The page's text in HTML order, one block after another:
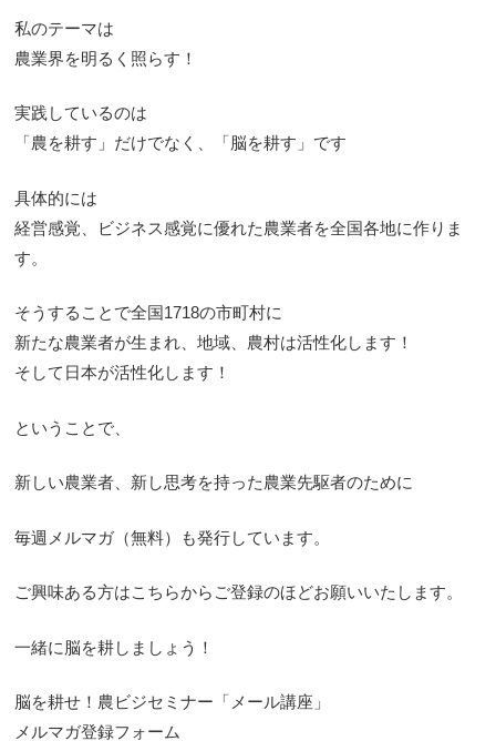
私のテーマは
農業界を明るく照らす！
実践しているのは
「農を耕す」だけでなく、「脳を耕す」です
具体的には
経営感覚、ビジネス感覚に優れた農業者を全国各地に作りま
す。
そうすることで全国1718の市町村に
新たな農業者が生まれ、地域、農村は活性化します！
そして日本が活性化します！
ということで、
新しい農業者、新し思考を持った農業先駆者のために
毎週メルマガ（無料）も発行しています。
ご興味ある方はこちらからご登録のほどお願いいたします。
一緒に脳を耕しましょう！
脳を耕せ！農ビジセミナー「メール講座」
メルマガ登録フォーム